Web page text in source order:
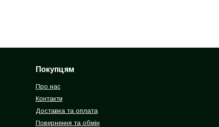
Покупцям
Про нас
Контакти
Доставка та оплата
Повернення та обмін